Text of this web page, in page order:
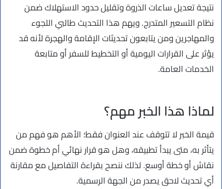
نتيجة تعديل ساعات الذروة وتقليل حدود الاستهلاك ضمن
نظام التسعير المتدرج. ويهم هذا التحديث طالبي اللجوء
والمهاجرين ومن يتابعون تحديثات الإقامة والهجرة لأنه قد
يؤثر على القرارات اليومية أو التخطيط للسفر أو متابعة
الخدمات العامة.
لماذا هذا الخبر مهم؟
قيمة الخبر لا تتوقف عند العنوان فقط؛ الأهم هو فهم من
يتأثر به، متى يبدأ تطبيقه، وهل هو قرار نهائي أم خطوة ضمن
نقاش أو خطة أوسع. لذلك ننصح بقراءة التفاصيل مع مقارنة
أي تحديث لاحق يصدر من الجهة الرسمية.